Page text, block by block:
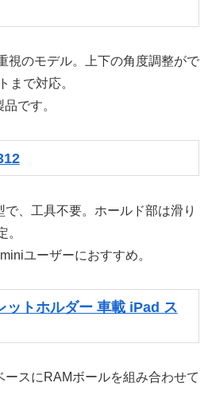
視のモデル。上下の角度調整がで
まで対応。
です。
、工具不要。ホールド部は滑り
。
ユーザーにおすすめ。
ットホルダー 車載 iPad ス
ースにRAMボールを組み合わせて